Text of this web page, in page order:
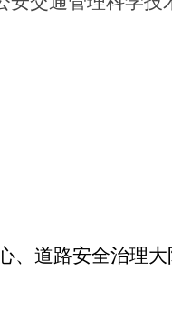
、道路安全治理